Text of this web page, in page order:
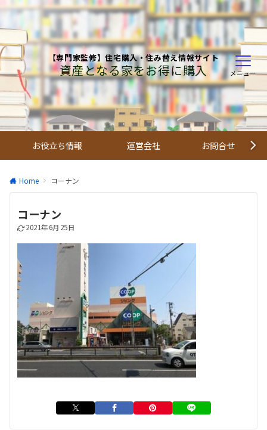
【専門家監修】住宅購入・住み替え情報サイト
資産となる家をお得に購入 メニュー
お役立ち情報 運営会社 お問合せ
Home コーナン
コーナン
2021年6月25日